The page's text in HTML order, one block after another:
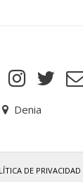
Denia
DE PRIVACIDAD